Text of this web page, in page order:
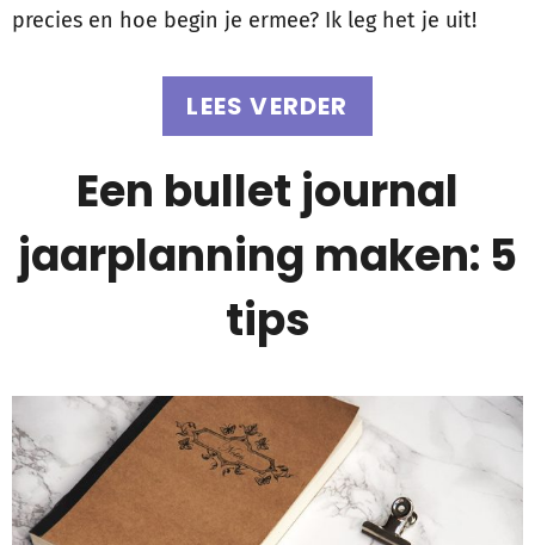
precies en hoe begin je ermee? Ik leg het je uit!
LEES VERDER
Een bullet journal
jaarplanning maken: 5
tips